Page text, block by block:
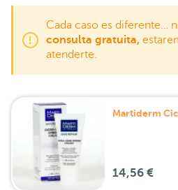
Cada caso es diferente…
consulta gratuita,
atenderte.
Martiderm
14,56 €